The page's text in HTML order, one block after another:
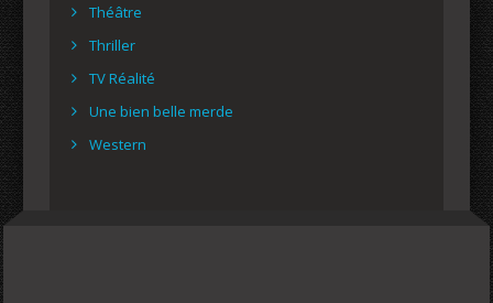
Théâtre
Thriller
TV Réalité
Une bien belle merde
Western